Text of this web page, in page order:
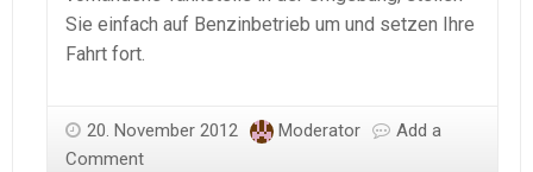
Sie einfach auf Benzinbetrieb um und setzen Ihre
Fahrt fort.
20. November 2012 Moderator
Add a
Comment